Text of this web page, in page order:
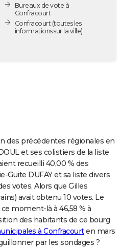
Bureaux de vote à
Confracourt
Confracourt (toutes les
informations sur la ville)
des précédentes régionales en
et ses colistiers de la liste
recueilli 40,00 % des
Guite DUFAY et sa liste divers
votes. Alors que Gilles
avait obtenu 10 votes. Le
moment-là à 46,58 % à
des habitants de ce bourg
à Confracourten mars
par les sondages ?